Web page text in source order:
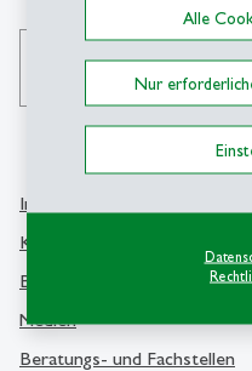
Alle
Nur
Info Desk
Kontakt und Lageplan
Bibliothek
Medien
Beratungs- und Fachstellen